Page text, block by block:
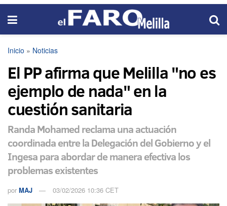
Inicio » Noticias
El PP afirma que Melilla "no es
ejemplo de nada" en la
cuestión sanitaria
Randa Mohamed reclama una actuación
coordinada entre la Delegación del Gobierno y el
Ingesa para abordar de manera efectiva los
problemas existentes
por MAJ 03/02/2026 10:36 CET